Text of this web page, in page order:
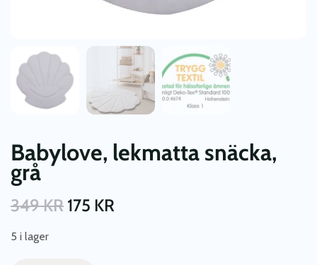
Babylove, lekmatta snäcka,
grå
349KR 175 KR
5 i lager